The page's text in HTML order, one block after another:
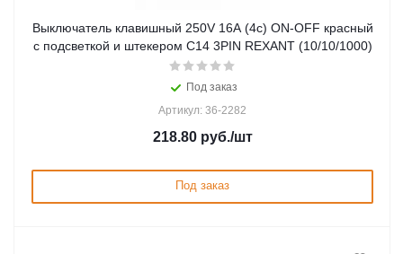
Выключатель клавишный 250V 16А (4с) ON-OFF красный
с подсветкой и штекером C14 3PIN REXANT (10/10/1000)
Под заказ
Артикул: 36-2282
218.80руб./шт
Под заказ